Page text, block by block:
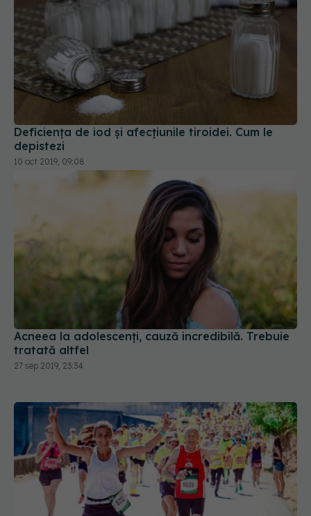
Deficiența de iod și afecțiunile tiroidei. Cum le
depistezi
10 oct 2019, 09:08
Acneea la adolescenți, cauză incredibilă. Trebuie
tratată altfel
27 sep 2019, 23:34